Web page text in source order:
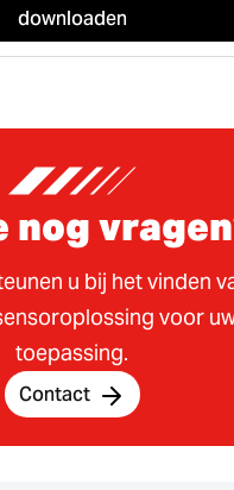
downloaden
nog
u bij het vinden
voor
toepassing.
Contact